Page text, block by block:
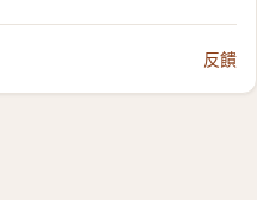
反饋